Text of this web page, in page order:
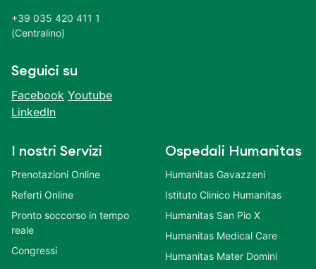
+39 035 420 411 1
(Centralino)
Seguici su
Facebook Youtube
LinkedIn
I nostri Servizi
Prenotazioni Online
Referti Online
Pronto soccorso in tempo
reale
Congressi
Ospedali Humanitas
Humanitas Gavazzeni
Istituto Clinico Humanitas
Humanitas San Pio X
Humanitas Medical Care
Humanitas Mater Domini